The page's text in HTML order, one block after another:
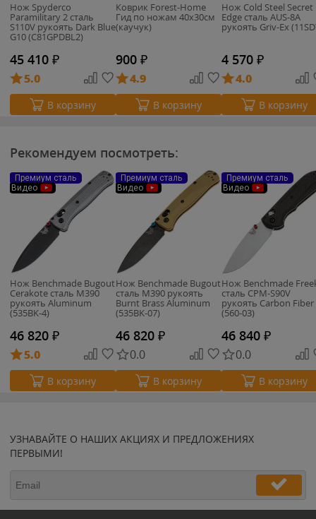
Нож Spyderco
Paramilitary 2 сталь
S110V рукоять Dark Blue
G10 (C81GPDBL2)
45 410 ₽
5.0
В корзину
Коврик Forest-Home
Гид по ножам 40х30см
(каучук)
900 ₽
4.9
В корзину
Нож Cold Steel Secret
Edge сталь AUS-8A
рукоять Griv-Ex
4 570 ₽
4.0
В корзину
Рекомендуем посмотреть:
Премиум сталь
Видео
Нож Benchmade Bugout
Cerakote сталь M390
рукоять Aluminum
(535BK-4)
46 820 ₽
5.0
В корзину
Премиум сталь
Видео
Нож Benchmade Bugout
сталь M390 рукоять
Burnt Brass Aluminum
(535BK-07)
46 820 ₽
0.0
В корзину
Премиум сталь
Видео
Нож Benchmade
cталь CPM-S90V
рукоять Carbon Fiber
(560-03)
46 840 ₽
0.0
В корзину
УЗНАВАЙТЕ О НАШИХ АКЦИЯХ И ПРЕДЛОЖЕНИЯХ
ПЕРВЫМИ!